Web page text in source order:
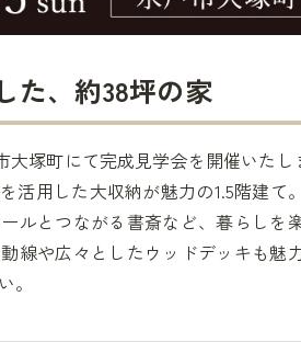
た、約38坪の家
塚町にて完成見学会を開催いたし
活用した大収納が魅力の1.5階建て
ルとつながる書斎など、暮らしを
線や広々としたウッドデッキも魅
。